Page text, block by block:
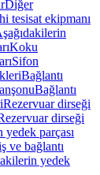
Diğer
tesisat ekipmanı
Koku
Sifon
Bağlantı
Bağlantı
Rezervuar dirseği
dirseği
yedek parçası
ve bağlantı
yedek